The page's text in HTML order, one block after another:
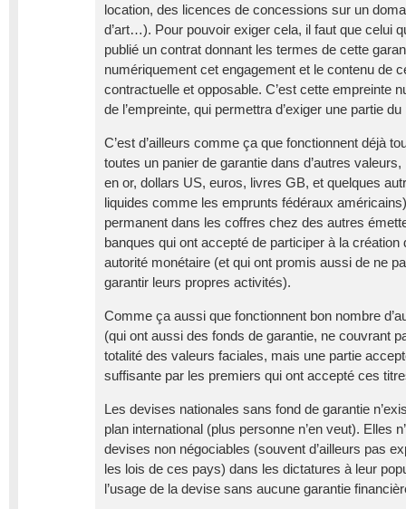
location, des licences de concessions sur un
d’art…). Pour pouvoir exiger cela, il faut que celui
publié un contrat donnant les termes de cette
numériquement cet engagement et le contenu de
contractuelle et opposable. C’est cette empreinte
de l’empreinte, qui permettra d’exiger une partie
C’est d’ailleurs comme ça que fonctionnent déjà
toutes un panier de garantie dans d’autres
en or, dollars US, euros, livres GB, et quelques
liquides comme les emprunts fédéraux
permanent dans les coffres chez des autres
banques qui ont accepté de participer à la création
autorité monétaire (et qui ont promis aussi de ne
garantir leurs propres activités).
Comme ça aussi que fonctionnent bon nombre
(qui ont aussi des fonds de garantie, ne couvrant
totalité des valeurs faciales, mais une partie
suffisante par les premiers qui ont accepté ces
Les devises nationales sans fond de garantie
plan international (plus personne n’en veut). Elles
devises non négociables (souvent d’ailleurs pas
les lois de ces pays) dans les dictatures à leur
l’usage de la devise sans aucune garantie